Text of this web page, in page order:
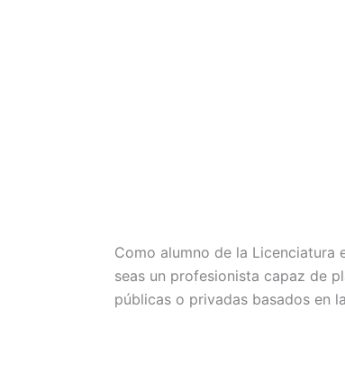
Como alumno de la Licenciatura
seas un profesionista capaz de
públicas o privadas basados en